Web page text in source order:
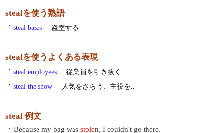
stealを使う熟語
・ steal bases 盗塁する
stealを使うよくある表現
・ steal employees
従業員を引き抜く
・ steal the show 人気をさらう、主役を..
steal 例文
・ Because my bag was stolen, I couldn't go there.